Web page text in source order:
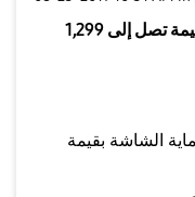
اطلبه مسبقاً الآن واحصل على هدايا بقيمة تصل إلى 1,299
الشاشة بقيمة